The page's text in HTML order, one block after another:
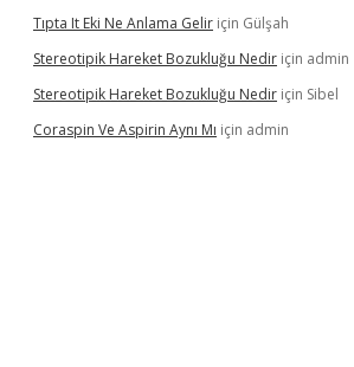
Tıpta It Eki Ne Anlama Gelir için Gülşah
Stereotipik Hareket Bozukluğu Nedir için admin
Stereotipik Hareket Bozukluğu Nedir için Sibel
Coraspin Ve Aspirin Aynı Mı için admin